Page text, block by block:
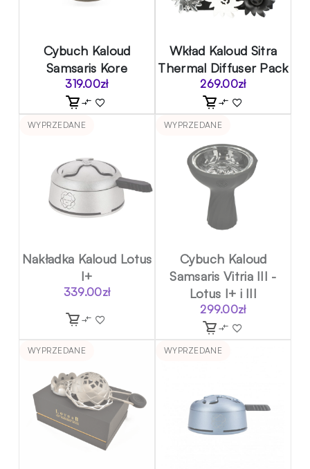
Cybuch Kaloud
Samsaris Kore
319.00zł
Wkład Kaloud Sitra
Thermal Diffuser Pack
269.00zł
WYPRZEDANE
Nakładka Kaloud Lotus
I+
339.00zł
WYPRZEDANE
Cybuch Kaloud
Samsaris Vitria III -
Lotus I+ i III
299.00zł
WYPRZEDANE WYPRZEDANE